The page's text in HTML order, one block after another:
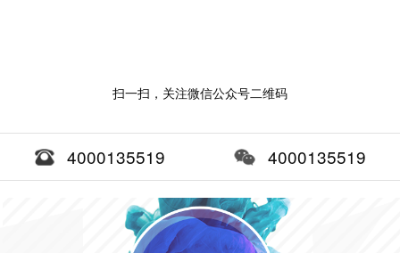
扫一扫，关注微信公众号二维码
4000135519 4000135519